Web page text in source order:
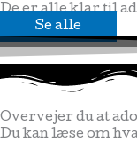
De er alle klar til
Se alle
Overvejer du at
Du kan læse om